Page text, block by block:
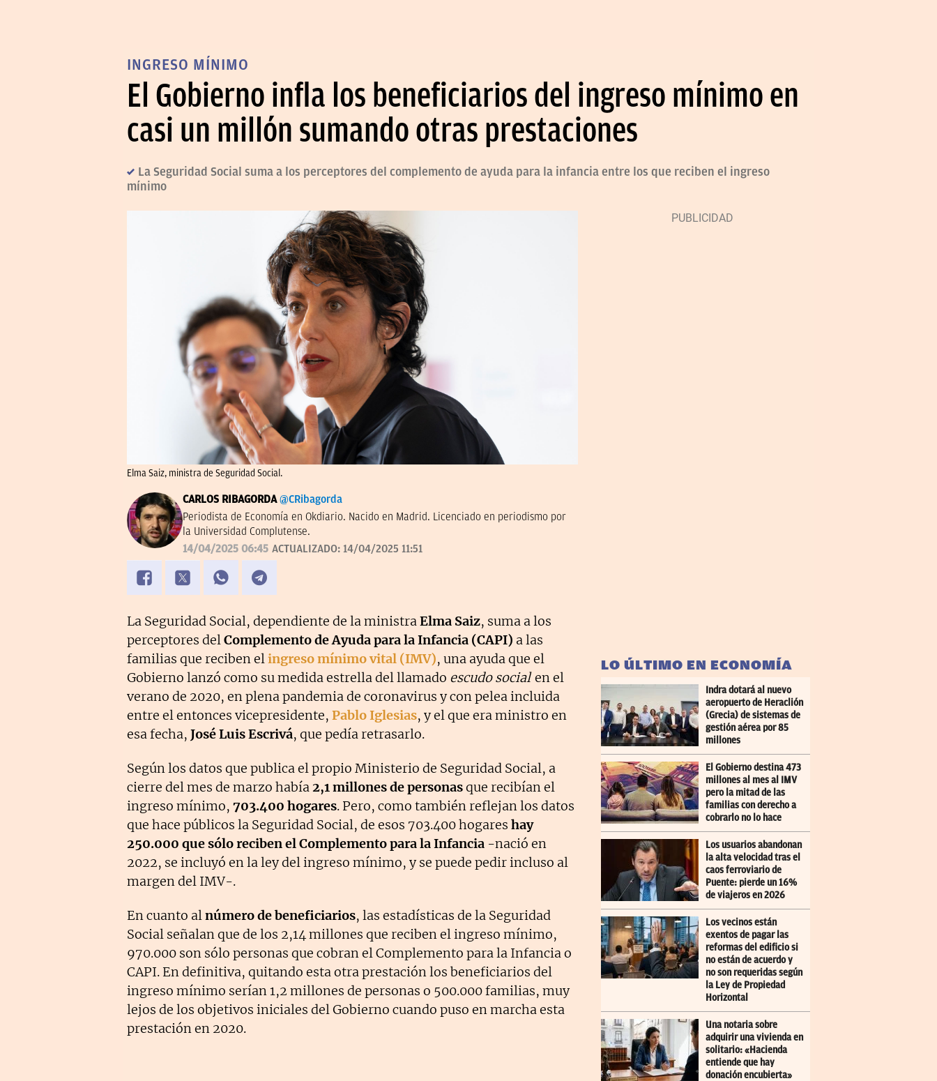
INGRESO MÍNIMO
El Gobierno infla los beneficiarios del ingreso mínimo en
casi un millón sumando otras prestaciones
La Seguridad Social suma a los perceptores del complemento de ayuda para la infancia entre los que reciben el ingreso
mínimo
Elma Saiz, ministra de Seguridad Social.
CARLOS RIBAGORDA @CRibagorda
Periodista de Economía en Okdiario. Nacido en Madrid. Licenciado en periodismo por
la Universidad Complutense.
14/04/2025 06:45 ACTUALIZADO: 14/04/2025 11:51
La Seguridad Social, dependiente de la ministraElma Saiz, suma a los
perceptores delComplemento de Ayuda para la Infancia (CAPI) a las
familias que reciben elingreso mínimo vital (IMV), una ayuda que el
Gobierno lanzó como su medida estrella del llamado escudo socialen el
verano de 2020, en plena pandemia de coronavirus y con pelea incluida
entre el entonces vicepresidente, Pablo Iglesias, y el que era ministro en
esa fecha, José Luis Escrivá, que pedía retrasarlo.
Según los datos que publica el propio Ministerio de Seguridad Social, a
cierre del mes de marzo había2,1 millones de personasque recibían el
ingreso mínimo, 703.400 hogares. Pero, como también reflejan los datos
que hace públicos la Seguridad Social, de esos 703.400 hogares hay
250.000 que sólo reciben el Complemento para la Infancia -nació en
2022, se incluyó en la ley del ingreso mínimo, y se puede pedir incluso al
margen del IMV-.
En cuanto alnúmero de beneficiarios, las estadísticas de la Seguridad
Social señalan que de los 2,14 millones que reciben el ingreso mínimo,
970.000 son sólo personas que cobran el Complemento para la Infancia o
CAPI. En definitiva, quitando esta otra prestación los beneficiarios del
ingreso mínimo serían 1,2 millones de personas o 500.000 familias, muy
lejos de los objetivos iniciales del Gobierno cuando puso en marcha esta
prestación en 2020.
LO ÚLTIMO EN ECONOMÍA
Indra dotará al nuevo
aeropuerto de Heraclión
(Grecia) de sistemas de
gestión aérea por 85
millones
El Gobierno destina 473
millones al mes al IMV
pero la mitad de las
familias con derecho a
cobrarlo no lo hace
Los usuarios abandonan
la alta velocidad tras el
caos ferroviario de
Puente: pierde un 16%
de viajeros en 2026
Los vecinos están
exentos de pagar las
reformas del edificio si
no están de acuerdo y
no son requeridas según
la Ley de Propiedad
Horizontal
Una notaria sobre
adquirir una vivienda en
solitario: «Hacienda
entiende que hay
donación encubierta»